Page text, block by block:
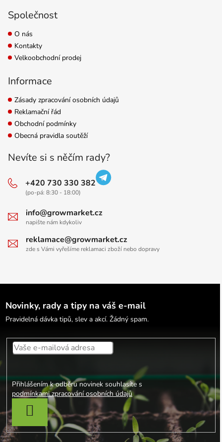
Společnost
O nás
Kontakty
Velkoobchodní prodej
Informace
Zásady zpracování osobních údajů
Reklamační řád
Obchodní podmínky
Obecná pravidla soutěží
Nevíte si s něčím rady?
+420 730 330 382
(po-pá: 8:30 - 18:00)
info@growmarket.cz
napište nám kdykoliv
reklamace@growmarket.cz
zde s Vámi vyřešíme reklamaci zboží nebo dopravy
Novinky, rady a tipy na váš e-mail
Pravidelná dávka tipů, slev a akcí. Žádný spam.
Přihlášením k odběru novinek souhlasíte s
podmínkami zpracování osobních údajů
PŘIHLÁSIT SE